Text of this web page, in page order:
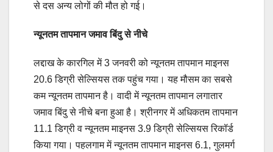
से दस अन्य लोगों की मौत हो गई।
न्यूनतम तापमान जमाव बिंदु से नीचे
लद्दाख के कारगिल में 3 जनवरी को न्यूनतम तापमान माइनस
20.6 डिग्री सेल्सियस तक पहुंच गया। यह मौसम का सबसे
कम न्यूनतम तापमान है। वादी में न्यूनतम तापमान लगातार
जमाव बिंदु से नीचे बना हुआ है। श्रीनगर में अधिकतम तापमान
11.1 डिग्री व न्यूनतम माइनस 3.9 डिग्री सेल्सियस रिकॉर्ड
किया गया। पहलगाम में न्यूनतम तापमान माइनस 6.1, गुलमर्ग